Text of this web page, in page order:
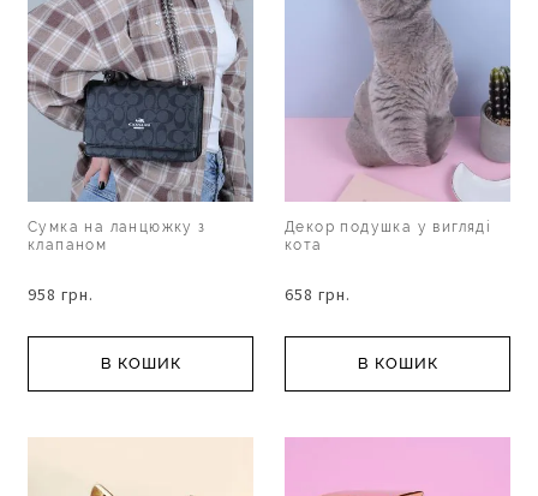
Сумка на ланцюжку з
клапаном
958 грн.
В КОШИК
Декор подушка у вигляді
кота
658 грн.
В КОШИК